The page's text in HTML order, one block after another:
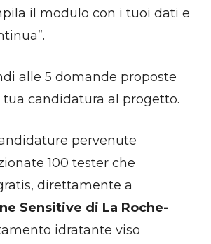
il modulo con i tuoi dati e
alle 5 domande proposte
tua candidatura al progetto.
pervenute
100 tester che
direttamente a
Sensitive di La Roche-
idratante viso